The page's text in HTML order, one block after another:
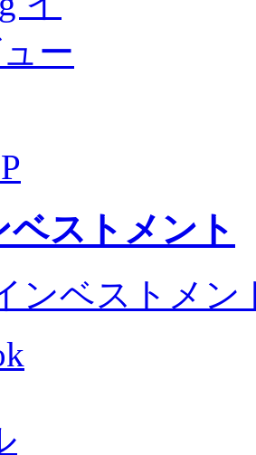
ベストメント
ンベストメン